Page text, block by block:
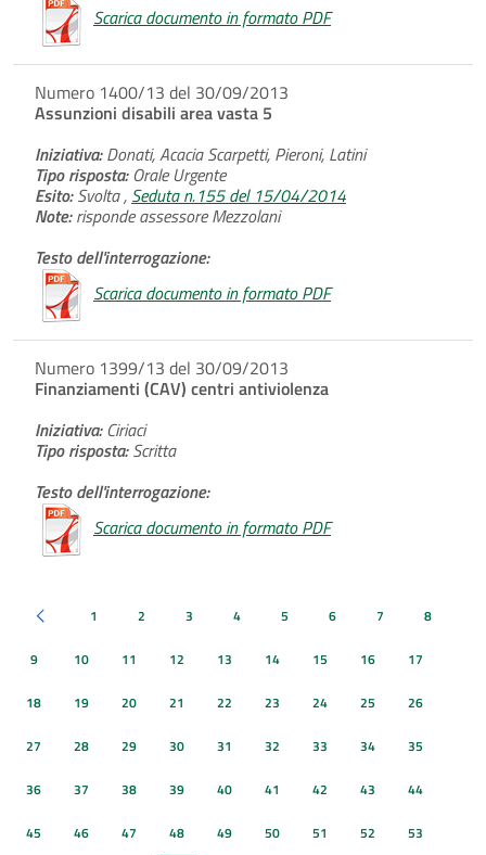
Scarica documento in formato PDF
Numero 1400/13 del 30/09/2013
Assunzioni disabili area vasta 5
Iniziativa:Donati, Acacia Scarpetti, Pieroni, Latini
Tipo risposta:Orale Urgente
Esito:Svolta , Seduta n.155 del 15/04/2014
Note:risponde assessore Mezzolani
Testo dell'interrogazione:
Scarica documento in formato PDF
Numero 1399/13 del 30/09/2013
Finanziamenti (CAV) centri antiviolenza
Iniziativa:Ciriaci
Tipo risposta:Scritta
Testo dell'interrogazione:
Scarica documento in formato PDF
Pagina precedente
1 2 3 4 5 6 7 8
9 10 11 12 13 14 15 16 17
18 19 20 21 22 23 24 25 26
27 28 29 30 31 32 33 34 35
36 37 38 39 40 41 42 43 44
45 46 47 48 49 50 51 52 53